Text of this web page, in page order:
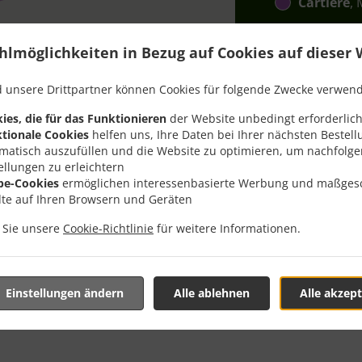
in Bezug auf Cookies auf dieser
unsere Drittpartner können Cookies für folgende Zwecke
die für das Funktionieren der Website unbedingt
Cookies helfen uns, Ihre Daten bei Ihrer nächsten
auszufüllen und die Website zu optimieren, um
zu erleichtern
Cookies ermöglichen interessenbasierte Werbung und
auf Ihren Browsern und Geräten
unsere Cookie-Richtlinie für weitere Informationen.
Alle
Alle ablehnen
Einstellungen ändern
Lieferung In
Nähe von București Cotroceni und freuen uns auf Ihre
Online-Menü anzusehen und bestellen Sie wenn
Ihre Bestellung mit einer individuellen Zeitabschätzung